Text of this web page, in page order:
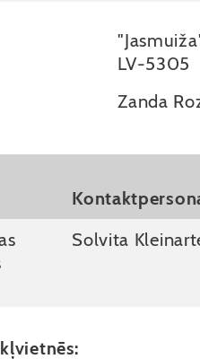
LV-5305
Zanda
Solvita